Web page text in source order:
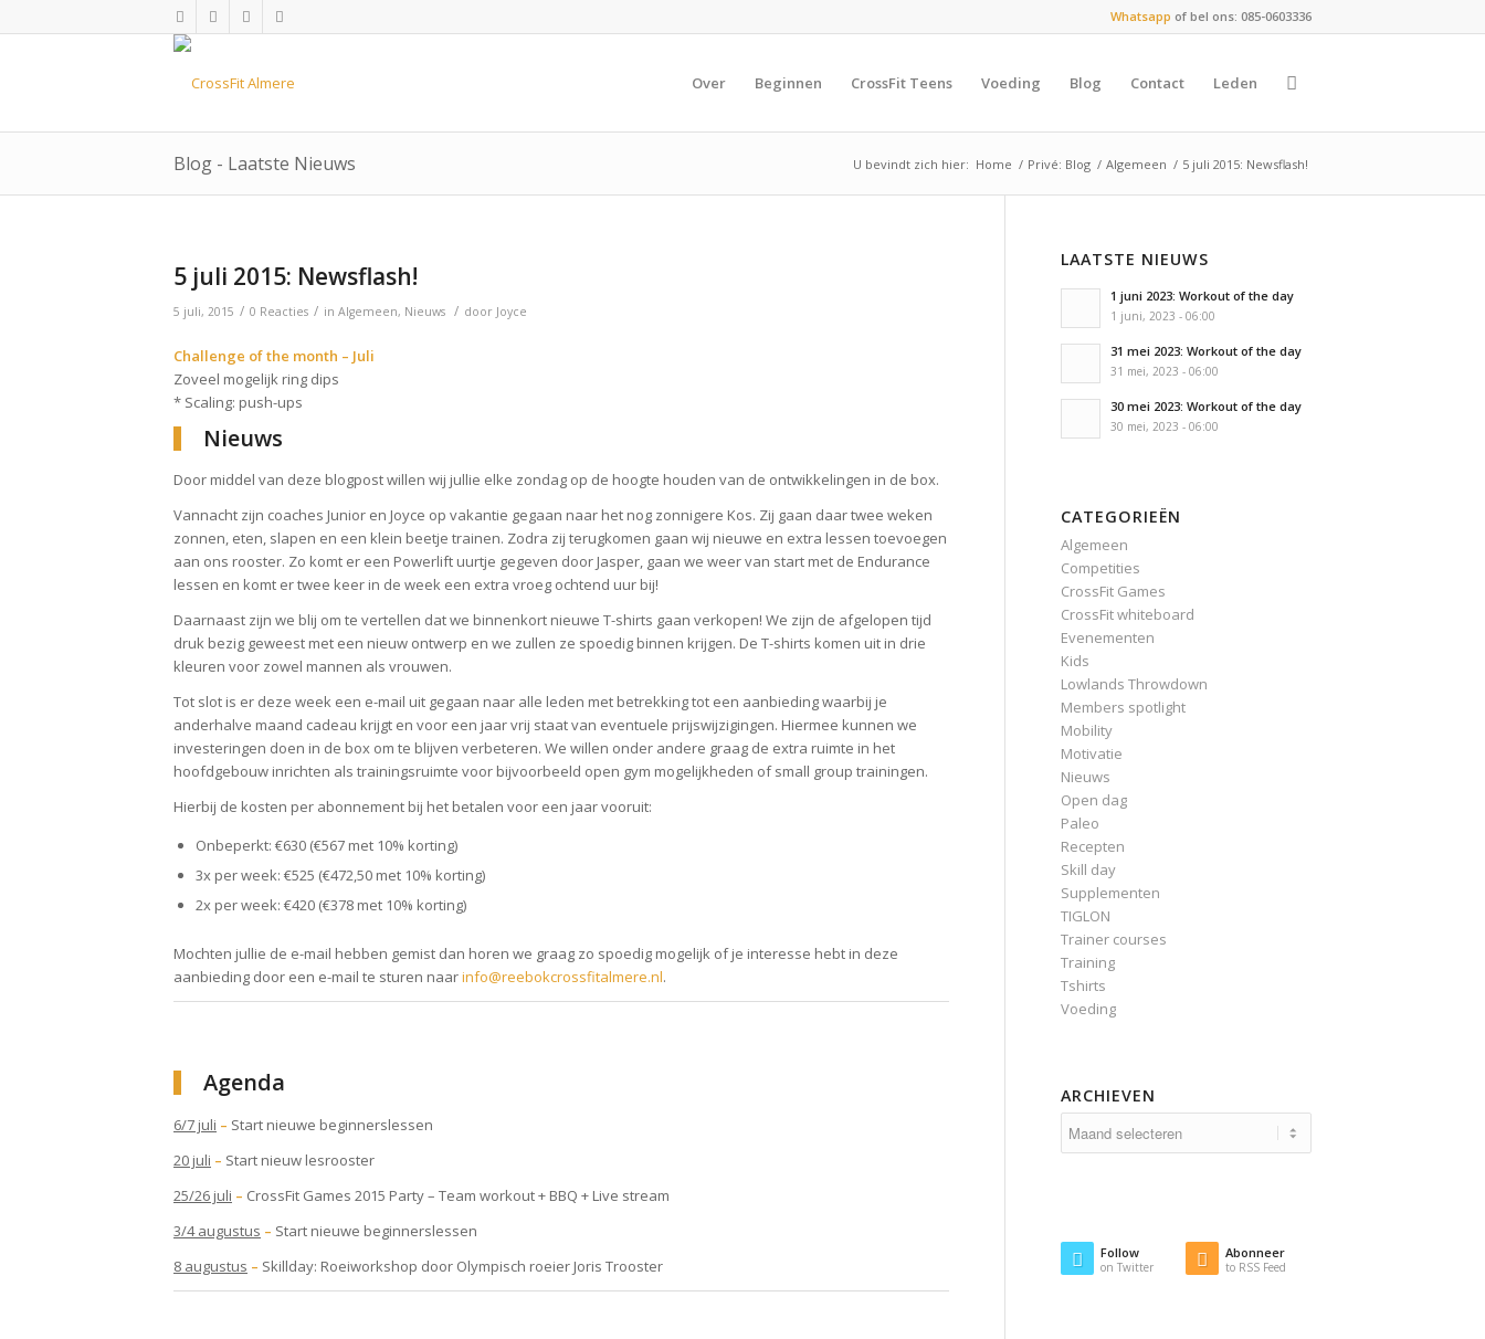
Whatsapp of bel ons: 085-0603336
Over Beginnen CrossFit Teens Voeding Blog Contact Leden
Blog - Laatste Nieuws U bevindt zich hier: Home / Privé: Blog / Algemeen / 5 juli 2015: Newsflash!
5 juli 2015: Newsflash!
5 juli, 2015 / 0 Reacties / in Algemeen, Nieuws / door Joyce
Challenge of the month – Juli
Zoveel mogelijk ring dips
* Scaling: push-ups
Nieuws
Door middel van deze blogpost willen wij jullie elke zondag op de hoogte houden van de ontwikkelingen in de box.
Vannacht zijn coaches Junior en Joyce op vakantie gegaan naar het nog zonnigere Kos. Zij gaan daar twee weken
zonnen, eten, slapen en een klein beetje trainen. Zodra zij terugkomen gaan wij nieuwe en extra lessen toevoegen
aan ons rooster. Zo komt er een Powerlift uurtje gegeven door Jasper, gaan we weer van start met de Endurance
lessen en komt er twee keer in de week een extra vroeg ochtend uur bij!
Daarnaast zijn we blij om te vertellen dat we binnenkort nieuwe T-shirts gaan verkopen! We zijn de afgelopen tijd
druk bezig geweest met een nieuw ontwerp en we zullen ze spoedig binnen krijgen. De T-shirts komen uit in drie
kleuren voor zowel mannen als vrouwen.
Tot slot is er deze week een e-mail uit gegaan naar alle leden met betrekking tot een aanbieding waarbij je
anderhalve maand cadeau krijgt en voor een jaar vrij staat van eventuele prijswijzigingen. Hiermee kunnen we
investeringen doen in de box om te blijven verbeteren. We willen onder andere graag de extra ruimte in het
hoofdgebouw inrichten als trainingsruimte voor bijvoorbeeld open gym mogelijkheden of small group trainingen.
Hierbij de kosten per abonnement bij het betalen voor een jaar vooruit:
Onbeperkt: €630 (€567 met 10% korting)
3x per week: €525 (€472,50 met 10% korting)
2x per week: €420 (€378 met 10% korting)
Mochten jullie de e-mail hebben gemist dan horen we graag zo spoedig mogelijk of je interesse hebt in deze
aanbieding door een e-mail te sturen naarinfo@reebokcrossfitalmere.nl.
Agenda
6/7 juli – Start nieuwe beginnerslessen
20 juli – Start nieuw lesrooster
25/26 juli – CrossFit Games 2015 Party – Team workout + BBQ + Live stream
3/4 augustus – Start nieuwe beginnerslessen
8 augustus – Skillday: Roeiworkshop door Olympisch roeier Joris Trooster
LAATSTE NIEUWS
1 juni 2023: Workout of the day
1 juni, 2023 - 06:00
31 mei 2023: Workout of the day
31 mei, 2023 - 06:00
30 mei 2023: Workout of the day
30 mei, 2023 - 06:00
CATEGORIEËN
Algemeen
Competities
CrossFit Games
CrossFit whiteboard
Evenementen
Kids
Lowlands Throwdown
Members spotlight
Mobility
Motivatie
Nieuws
Open dag
Paleo
Recepten
Skill day
Supplementen
TIGLON
Trainer courses
Training
Tshirts
Voeding
ARCHIEVEN
Follow
on Twitter
Abonneer
to RSS Feed